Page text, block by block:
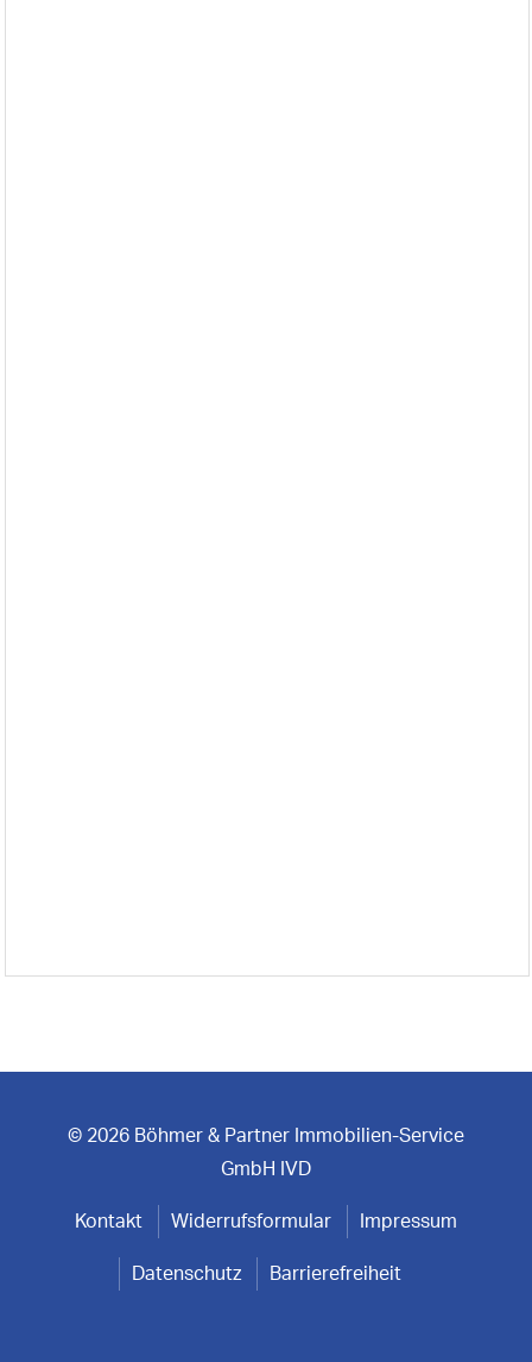
© 2026 Böhmer & Partner Immobilien-Service
GmbH IVD
Kontakt Widerrufsformular Impressum
Datenschutz Barrierefreiheit